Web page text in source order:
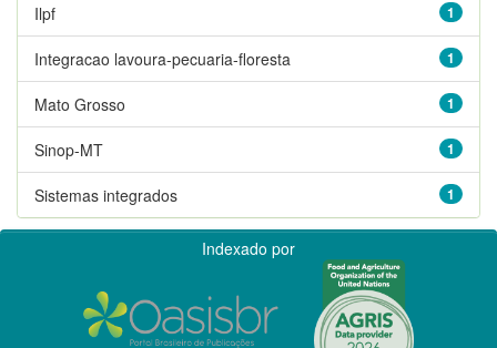
1
Ilpf
1
Integracao lavoura-pecuaria-floresta
1
Mato Grosso
1
Sinop-MT
1
Sistemas integrados
Indexado por